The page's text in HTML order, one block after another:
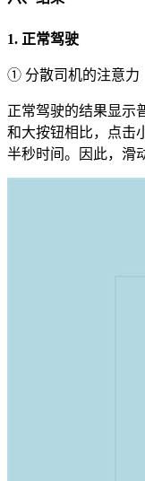
1. 正常驾驶
① 分散司机的注意力
正常驾驶的结果显示
和大按钮相比，点击
半秒时间。因此，滑